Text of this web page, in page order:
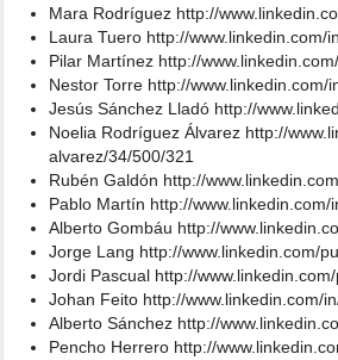
Mara Rodríguez http://
Laura Tuero http://www.linkedin.com/
Pilar Martínez http://
Nestor Torre http://www.linkedin.com/
Jesús Sánchez Lladó http://
Noelia Rodríguez Álvarez http://
alvarez/34/500/321
Rubén Galdón http://
Pablo Martín http://
Alberto Gombáu http://
Jorge Lang http://www.linkedin.com/
Jordi Pascual http://
Johan Feito http://www.linkedin.com/
Alberto Sánchez http://
Pencho Herrero http://